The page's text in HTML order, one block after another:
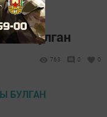
булган
763 0 0